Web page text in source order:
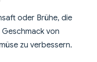
oder Brühe, die
von
zu verbessern.